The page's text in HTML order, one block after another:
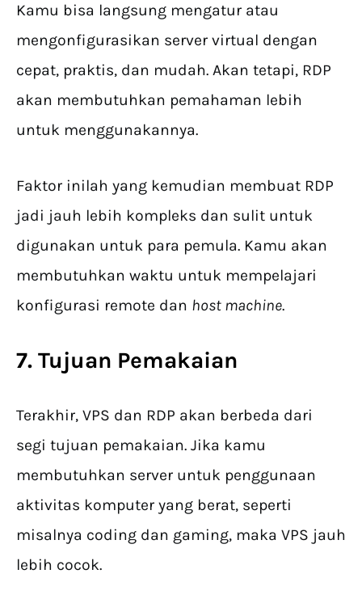
Kamu bisa langsung mengatur atau
mengonfigurasikan server virtual dengan
cepat, praktis, dan mudah. Akan tetapi, RDP
akan membutuhkan pemahaman lebih
untuk menggunakannya.
Faktor inilah yang kemudian membuat RDP
jadi jauh lebih kompleks dan sulit untuk
digunakan untuk para pemula. Kamu akan
membutuhkan waktu untuk mempelajari
konfigurasi remote dan host machine.
7. Tujuan Pemakaian
Terakhir, VPS dan RDP akan berbeda dari
segi tujuan pemakaian. Jika kamu
membutuhkan server untuk penggunaan
aktivitas komputer yang berat, seperti
misalnya coding dan gaming, maka VPS jauh
lebih cocok.